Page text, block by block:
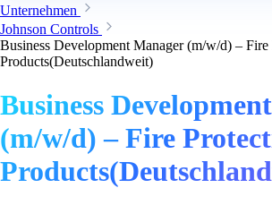
Unternehmen
Johnson Controls
Business Development Manager (m/w/d) – Fire
Products(Deutschlandweit)
Business
(m/w/d) – Fire